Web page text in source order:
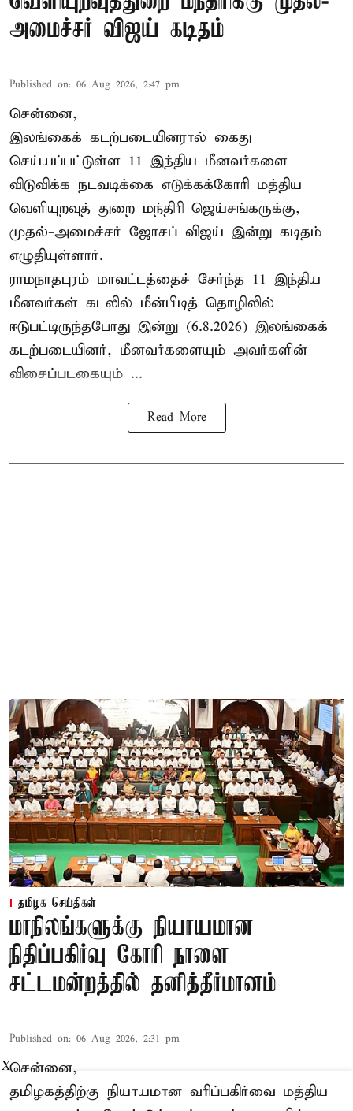
அமைச்சர் விஜய் கடிதம்
Published on: 06 Aug 2026, 2:47 pm
சென்னை,
இலங்கைக் கடற்படையினரால் கைது
செய்யப்பட்டுள்ள 11 இந்திய மீனவர்களை
விடுவிக்க நடவடிக்கை எடுக்கக்கோரி மத்திய
வெளியுறவுத் துறை மந்திரி ஜெய்சங்கருக்கு,
முதல்-அமைச்சர் ஜோசப் விஜய் இன்று கடிதம்
எழுதியுள்ளார்.
ராமநாதபுரம் மாவட்டத்தைச் சேர்ந்த 11 இந்திய
மீனவர்கள் கடலில் மீன்பிடித் தொழிலில்
ஈடுபட்டிருந்தபோது இன்று (6.8.2026) இலங்கைக்
கடற்படையினர், மீனவர்களையும் அவர்களின்
விசைப்படகையும் ...
Read More
தமிழக செய்திகள்
மாநிலங்களுக்கு நியாயமான
நிதிப்பகிர்வு கோரி நாளை
சட்டமன்றத்தில் தனித்தீர்மானம்
Published on: 06 Aug 2026, 2:31 pm
சென்னை,
தமிழகத்திற்கு நியாயமான வரிப்பகிர்வை மத்திய
X